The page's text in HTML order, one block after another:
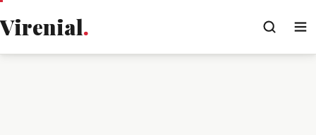
Virenial.